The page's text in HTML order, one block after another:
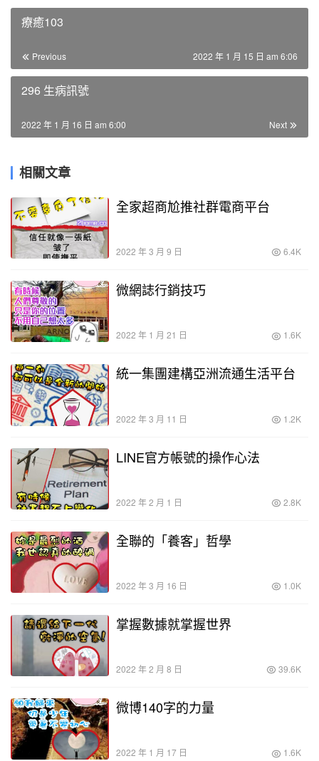
療癒103
Previous 2022 年 1 月 15 日 am 6:06
296 生病訊號
Next
2022 年 1 月 16 日 am 6:00
相關文章
全家超商尬推社群電商平台
2022 年 3 月 9 日 6.4K
微網誌行銷技巧
2022 年 1 月 21 日 1.6K
統一集團建構亞洲流通生活平台
2022 年 3 月 11 日 1.2K
LINE官方帳號的操作心法
2022 年 2 月 1 日 2.8K
全聯的「養客」哲學
2022 年 3 月 16 日 1.0K
掌握數據就掌握世界
2022 年 2 月 8 日 39.6K
微博140字的力量
2022 年 1 月 17 日 1.6K